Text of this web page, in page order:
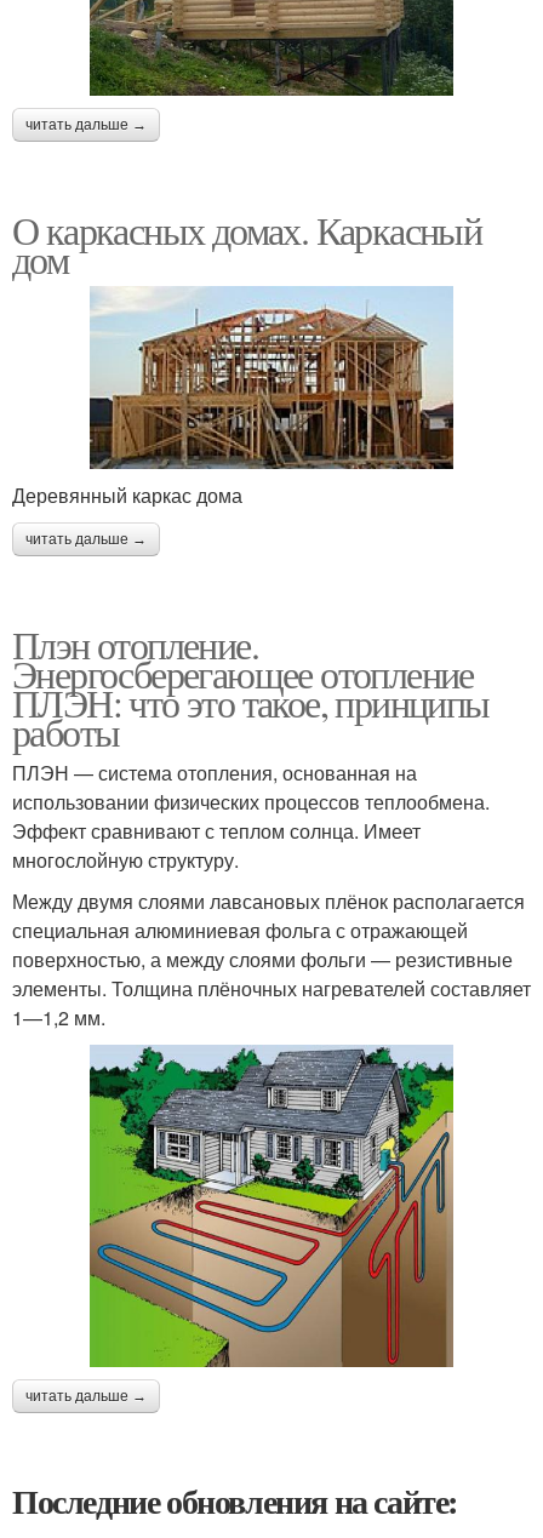
читать дальше →
О каркасных домах. Каркасный
дом
Деревянный каркас дома
читать дальше →
Плэн отопление.
Энергосберегающее отопление
ПЛЭН: что это такое, принципы
работы
ПЛЭН — система отопления, основанная на
использовании физических процессов теплообмена.
Эффект сравнивают с теплом солнца. Имеет
многослойную структуру.
Между двумя слоями лавсановых плёнок располагается
специальная алюминиевая фольга с отражающей
поверхностью, а между слоями фольги — резистивные
элементы. Толщина плёночных нагревателей составляет
1—1,2 мм.
читать дальше →
Последние обновления на сайте: